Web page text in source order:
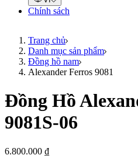
Chính sách
Trang chủ
Danh mục sản phẩm
Đồng hồ nam
Alexander Ferros 9081
Đồng Hồ
9081S-06
6.800.000 ₫